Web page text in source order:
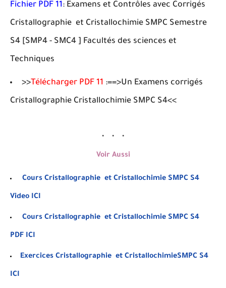
Fichier PDF 11: Examens et Contrôles avec Corrigés
Cristallographie et Cristallochimie SMPC Semestre
S4 [SMP4 - SMC4 ] Facultés des sciences et
Techniques
>>Télécharger PDF 11 :==>Un Examens corrigés
Cristallographie Cristallochimie SMPC S4<<
Voir Aussi
Cours Cristallographie et Cristallochimie SMPC S4
Video ICI
Cours Cristallographie et Cristallochimie SMPC S4
PDF ICI
Exercices Cristallographie et CristallochimieSMPC S4
ICI